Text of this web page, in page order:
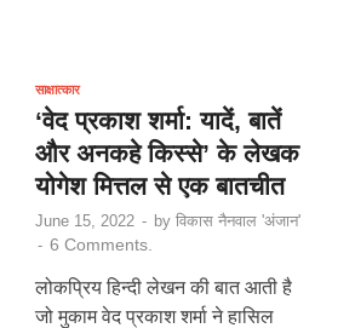
साक्षात्कार
‘वेद प्रकाश शर्मा: यादें, बातें
और अनकहे किस्से’ के लेखक
योगेश मित्तल से एक बातचीत
June 15, 2022 - by विकास नैनवाल 'अंजान'
- 6 Comments.
लोकप्रिय हिन्दी लेखन की बात आती है
जो मुकाम वेद प्रकाश शर्मा ने हासिल